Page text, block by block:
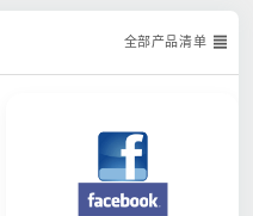
全部产品清单